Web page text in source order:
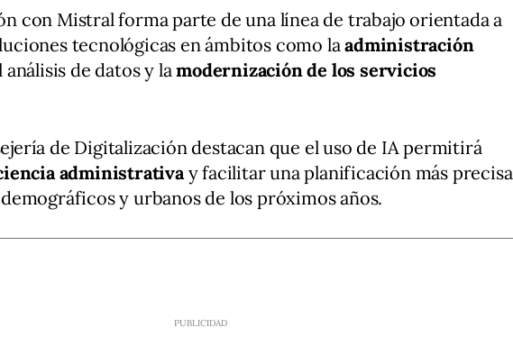
con Mistral forma parte de una línea de trabajo orientada a
tecnológicas en ámbitos como laadministración
análisis de datos y lamodernización de los servicios
de Digitalización destacan que el uso de IA permitirá
administrativa y facilitar una planificación más precisa
y urbanos de los próximos años.